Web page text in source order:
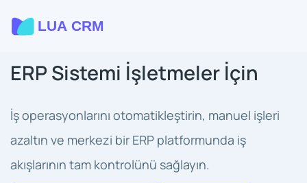
ERP Sistemi İşletmeler İçin
İş operasyonlarını otomatikleştirin, manuel işleri
azaltın ve merkezi bir ERP platformunda iş
akışlarının tam kontrolünü sağlayın.